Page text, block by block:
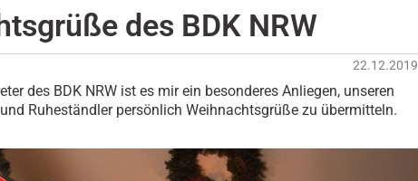
sc
des BDK NRW
22.12.2019
des BDK NRW ist es mir ein besonderes Anliegen, unseren
Ruheständler persönlich Weihnachtsgrüße zu übermitteln.